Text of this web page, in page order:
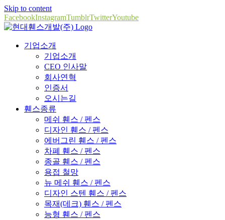
Skip to content
FacebookInstagramTumblrTwitterYoutube
기업소개
기업소개
CEO 인사말
회사연혁
인증서
오시는길
휀스종류
메쉬 휀스 / 펜스
디자인 휀스 / 펜스
에버그린 휀스 / 펜스
차폐 휀스 / 펜스
종골 휀스 / 펜스
용접 철망
뉴 메쉬 휀스 / 펜스
디자인 스텐 휀스 / 펜스
목재(데크) 휀스 / 펜스
능형 휀스 / 펜스